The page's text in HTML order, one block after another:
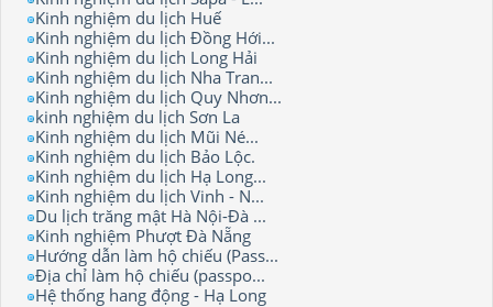
Kinh nghiệm du lịch Huế
Kinh nghiệm du lịch Đồng Hới...
Kinh nghiệm du lịch Long Hải
Kinh nghiệm du lịch Nha Tran...
Kinh nghiệm du lịch Quy Nhơn...
kinh nghiệm du lịch Sơn La
Kinh nghiệm du lịch Mũi Né...
Kinh nghiệm du lịch Bảo Lộc.
Kinh nghiệm du lịch Hạ Long...
Kinh nghiệm du lịch Vinh - N...
Du lịch trăng mật Hà Nội-Đà ...
Kinh nghiệm Phượt Đà Nẵng
Hướng dẫn làm hộ chiếu (Pass...
Địa chỉ làm hộ chiếu (passpo...
Hệ thống hang động - Hạ Long